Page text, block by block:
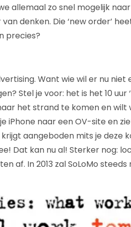
allemaal zo snel mogelijk
denken. Die ‘new order’
precies?
Want wie wil er nu
Stel je voor: het is het 10 uur
het strand te komen en wilt
iPhone naar een OV-site en
aangeboden mits je deze
Dat kan nu al! Sterker nog:
af. In 2013 zal SoLoMo